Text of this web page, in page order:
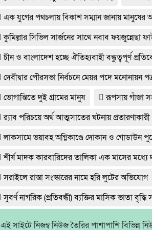
এক যুগের পথচলায় বিকাশ সম্মান জানায় মানুষের
কুমিল্লার সিভিল সার্জনের সাথে নবাব ফয়জুন্নেছা
চীন ও বাংলাদেশ হচ্ছে ঐতিহ্যবাহী বন্ধুত্বপূর্ণ
দেবীদ্বার পৌরসভা নির্বচনে মেয়র পদে মনোনায়ন
ভোগান্তিতে দুই গ্রামের মানুষ
রূপসায় গাঁজা
র‌্যাব পরিচয়ে অর্থ আত্মসাতের ঘটনায়
লাকসামে ভয়াবহ অগ্নিকাণ্ডে দোকান ও গোডাউন
শীর্ষ মাদক কারবারিদের তালিকা এক মাসের মধ্যে
সরাইলে রাস্তা সংস্কারের নামে হরি লুটের অভিযোগ
সুবর্ণ নাগরিক (প্রতিবন্ধী) ব্যক্তির মাসিক ভাতা
এই সাইটে নিজম্ব নিউজ তৈরির পাশাপাশি বিভিন্ন